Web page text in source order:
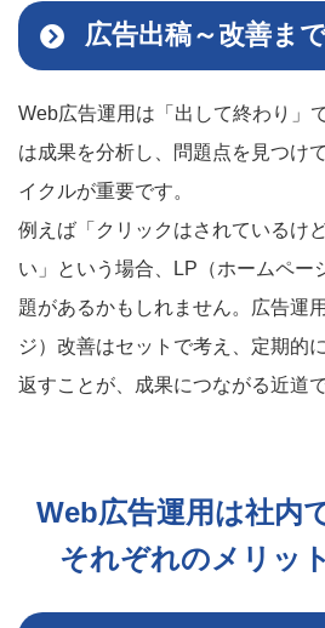
広告出稿～改善ま
Web広告運用は「出して終わり」
は成果を分析し、問題点を見つけ
イクルが重要です。
例えば「クリックはされているけ
い」という場合、LP（ホームペー
題があるかもしれません。広告運
ジ）改善はセットで考え、定期的
返すことが、成果につながる近道で
Web広告運用は社内
それぞれのメリッ